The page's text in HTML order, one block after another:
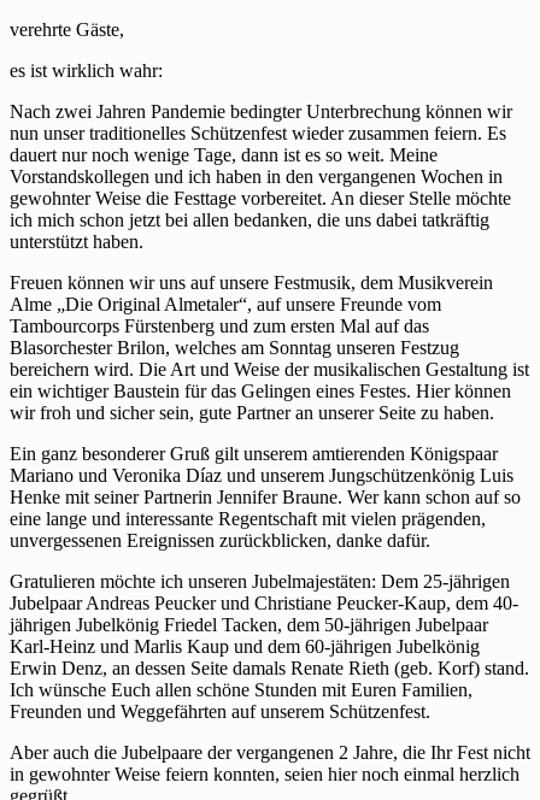
verehrte Gäste,
es ist wirklich wahr:
Nach zwei Jahren Pandemie bedingter Unterbrechung können wir
nun unser traditionelles Schützenfest wieder zusammen feiern. Es
dauert nur noch wenige Tage, dann ist es so weit. Meine
Vorstandskollegen und ich haben in den vergangenen Wochen in
gewohnter Weise die Festtage vorbereitet. An dieser Stelle möchte
ich mich schon jetzt bei allen bedanken, die uns dabei tatkräftig
unterstützt haben.
Freuen können wir uns auf unsere Festmusik, dem Musikverein
Alme „Die Original Almetaler“, auf unsere Freunde vom
Tambourcorps Fürstenberg und zum ersten Mal auf das
Blasorchester Brilon, welches am Sonntag unseren Festzug
bereichern wird. Die Art und Weise der musikalischen Gestaltung ist
ein wichtiger Baustein für das Gelingen eines Festes. Hier können
wir froh und sicher sein, gute Partner an unserer Seite zu haben.
Ein ganz besonderer Gruß gilt unserem amtierenden Königspaar
Mariano und Veronika Díaz und unserem Jungschützenkönig Luis
Henke mit seiner Partnerin Jennifer Braune. Wer kann schon auf so
eine lange und interessante Regentschaft mit vielen prägenden,
unvergessenen Ereignissen zurückblicken, danke dafür.
Gratulieren möchte ich unseren Jubelmajestäten: Dem 25-jährigen
Jubelpaar Andreas Peucker und Christiane Peucker-Kaup, dem 40-
jährigen Jubelkönig Friedel Tacken, dem 50-jährigen Jubelpaar
Karl-Heinz und Marlis Kaup und dem 60-jährigen Jubelkönig
Erwin Denz, an dessen Seite damals Renate Rieth (geb. Korf) stand.
Ich wünsche Euch allen schöne Stunden mit Euren Familien,
Freunden und Weggefährten auf unserem Schützenfest.
Aber auch die Jubelpaare der vergangenen 2 Jahre, die Ihr Fest nicht
in gewohnter Weise feiern konnten, seien hier noch einmal herzlich
gegrüßt.